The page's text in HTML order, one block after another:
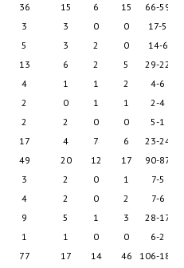
36 15 6 15
66-59
3 3 0 0
17-5
5 3 2 0
14-6
13 6 2 5
29-22
4 1 1 2
4-6
2 0 1 1
2-4
2 2 0 0
5-1
17 4 7 6
23-24
49 20 12 17
90-87
3 2 0 1
7-5
4 2 0 2
7-6
9 5 1 3
28-17
1 1 0 0
6-2
77 17 14 46
106-185